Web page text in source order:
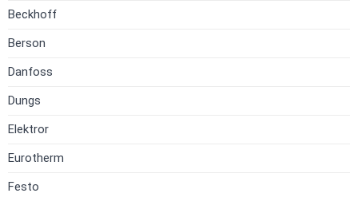
Beckhoff
Berson
Danfoss
Dungs
Elektror
Eurotherm
Festo